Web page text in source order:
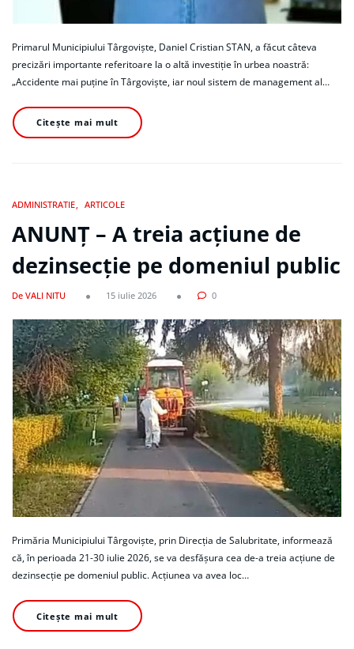
Primarul Municipiului Târgoviște, Daniel Cristian STAN, a făcut câteva
precizări importante referitoare la o altă investiție în urbea noastră:
„Accidente mai puține în Târgoviște, iar noul sistem de management al…
Citește mai mult
ADMINISTRATIE ARTICOLE
ANUNȚ – A treia acțiune de
dezinsecție pe domeniul public
De VALI NITU 15 iulie 2026 0
Primăria Municipiului Târgoviște, prin Direcția de Salubritate, informează
că, în perioada 21-30 iulie 2026, se va desfășura cea de-a treia acțiune de
dezinsecție pe domeniul public. Acțiunea va avea loc…
Citește mai mult